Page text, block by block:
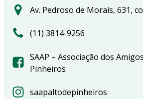
Av. Pedroso de Morais, 631,
(11) 3814-9256
SAAP – Associação dos
Pinheiros
saapaltodepinheiros